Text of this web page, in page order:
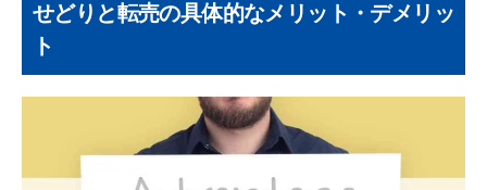
せどりと転売の具体的なメリット・デメリッ
ト